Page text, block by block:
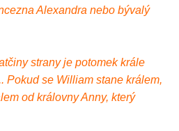
Alexandra nebo bývalý
strany je potomek krále
Pokud se William stane králem,
od královny Anny, který